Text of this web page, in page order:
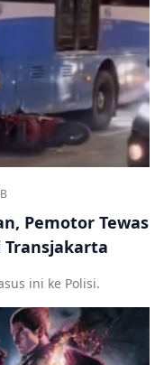
Pemotor Tewas
Transjakarta
ini ke Polisi.